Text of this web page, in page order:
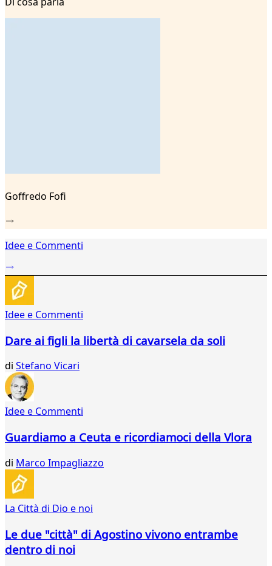
2
3
Goffredo Fofi
Idee e Commenti
Idee e Commenti
Dare ai figli la libertà di cavarsela da soli
di Stefano Vicari
Idee e Commenti
Guardiamo a Ceuta e ricordiamoci della Vlora
di Marco Impagliazzo
La Città di Dio e noi
Le due "città" di Agostino vivono entrambe
dentro di noi